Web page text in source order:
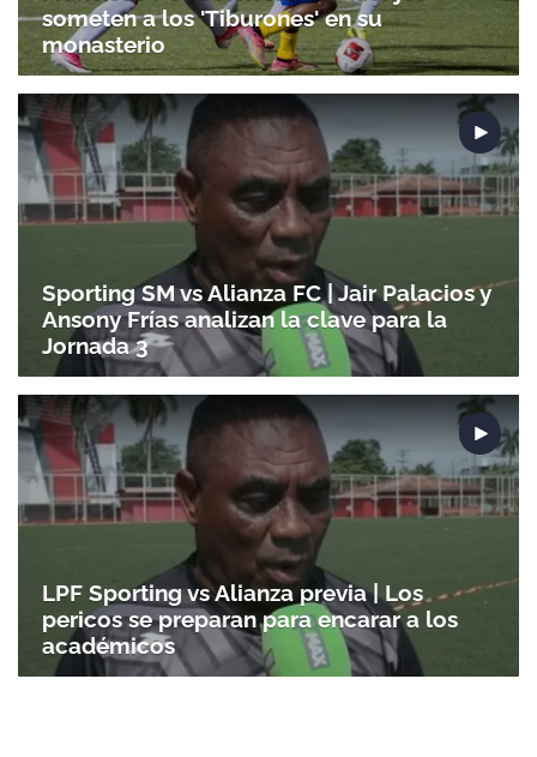
someten a los 'Tiburones' en su
monasterio
Sporting SM vs Alianza FC | Jair Palacios y
Ansony Frías analizan la clave para la
Jornada 3
LPF Sporting vs Alianza previa | Los
pericos se preparan para encarar a los
académicos